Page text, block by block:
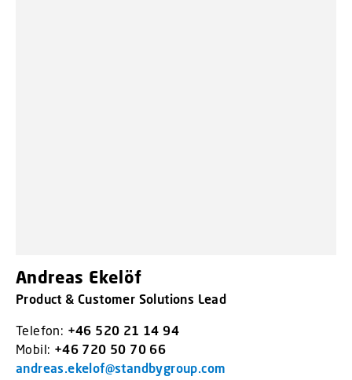
Andreas Ekelöf
Product & Customer Solutions Lead
Telefon: +46 520 21 14 94
Mobil: +46 720 50 70 66
andreas.ekelof@standbygroup.com